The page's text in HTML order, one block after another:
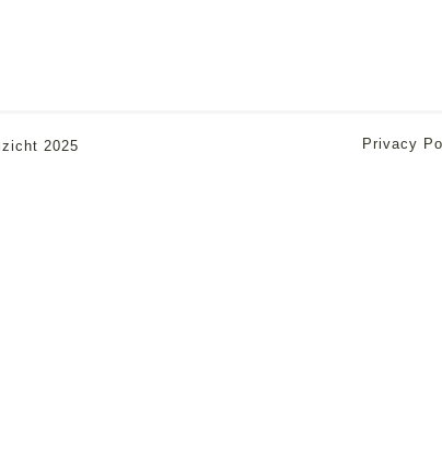
2025 Privacy